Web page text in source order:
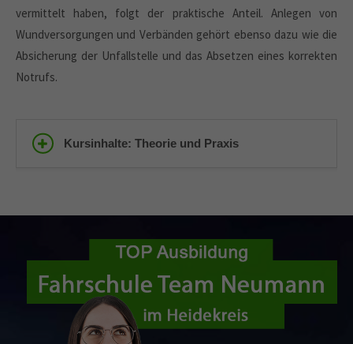
vermittelt haben, folgt der praktische Anteil. Anlegen von
Wundversorgungen und Verbänden gehört ebenso dazu wie die
Absicherung der Unfallstelle und das Absetzen eines korrekten
Notrufs.
Kursinhalte: Theorie und Praxis